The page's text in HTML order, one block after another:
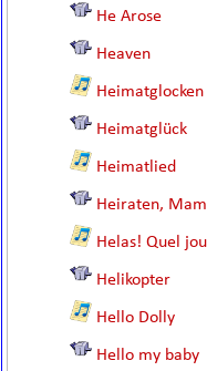
He Arose
Heaven
Heimatglocken
Heimatglück
Heimatlied
Heiraten,
Helas! Quel
Helikopter
Hello Dolly
Hello my baby